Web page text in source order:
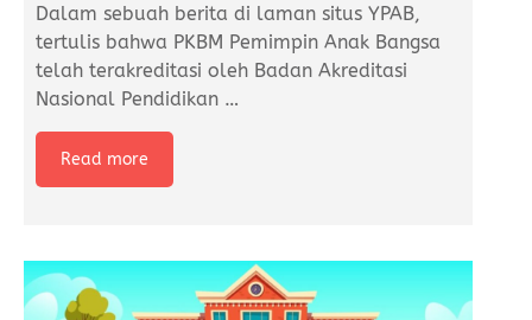
Dalam sebuah berita di laman situs YPAB,
tertulis bahwa PKBM Pemimpin Anak Bangsa
telah terakreditasi oleh Badan Akreditasi
Nasional Pendidikan …
Read more